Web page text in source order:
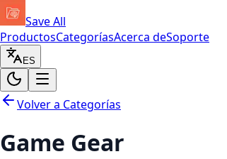
Save All
ProductosCategoríasAcerca deSoporte
ES
Volver a Categorías
Game Gear